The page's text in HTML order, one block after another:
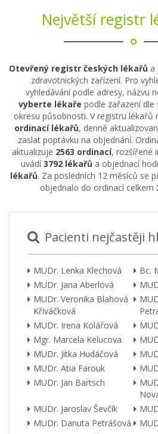
Největší registr
Otevřený registr českých lékařů a
zdravotnických zařízení. Pro
vyhledávání podle adresy, názvu
vyberte lékaře podle zařazení dle
okresu působnosti. V registru lékařů
ordinací lékařů, denně
zaslat poptávku na objednání.
aktualizuje 2563 ordinací, rozšířené
uvádí3792 lékařů a objednací
lékařů. Za posledních 12 měsíců se
objednalo do ordinací celkem
Pacienti nejčastěji
MUDr. Lenka Klechová
Bc.
MUDr. Jana Aberlová
MUDr. Veronika Blahová
Křiváčková
MUDr. Irena Kolářová
Mgr. Marcela Kelucova
MUDr. Jitka Hudáčová
MUDr. Atia Farouk
MUDr. Jan Bartsch
MUDr. Jaroslav Ševčík
MUDr. Danuta Petrášová